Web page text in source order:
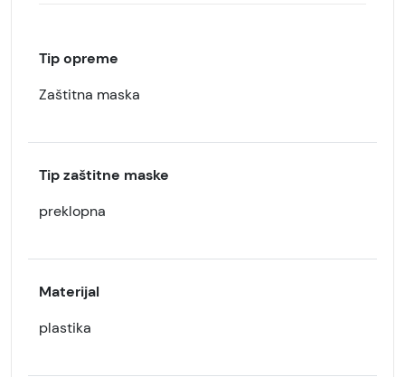
Tip opreme
Zaštitna maska
Tip zaštitne maske
preklopna
Materijal
plastika